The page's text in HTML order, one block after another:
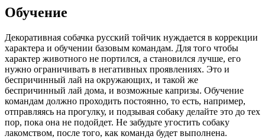
Обучение
Декоративная собачка русский тойчик нуждается в коррекции
характера и обучении базовым командам. Для того чтобы
характер животного не портился, а становился лучше, его
нужно ограничивать в негативных проявлениях. Это и
беспричинный лай на окружающих, и такой же
беспричинный лай дома, и возможные капризы. Обучение
командам должно проходить постоянно, то есть, например,
отправляясь на прогулку, и подзывая собаку делайте это до тех
пор, пока она не подойдет. Не забудьте угостить собаку
лакомством, после того, как команда будет выполнена.